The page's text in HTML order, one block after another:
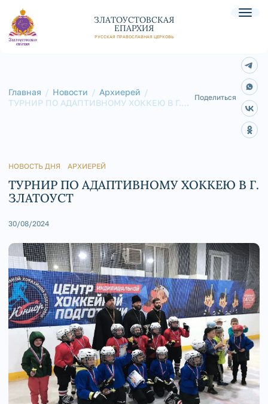
ЗЛАТОУСТОВСКАЯ
ЕПАРХИЯ
РУССКАЯ ПРАВОСЛАВНАЯ ЦЕРКОВЬ
Главная Новости
Архиерей
ТУРНИР ПО АДАПТИВНОМУ ХОККЕЮ В Г.
Поделиться
НОВОСТЬ ДНЯ АРХИЕРЕЙ
ТУРНИР ПО АДАПТИВНОМУ ХОККЕЮ В Г.
ЗЛАТОУСТ
30/08/2024